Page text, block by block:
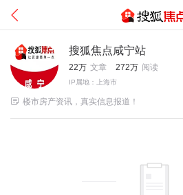
搜狐焦点咸宁站
22万 文章 272万 阅读
IP属地：上海市
 楼市房产资讯，真实信息报道！